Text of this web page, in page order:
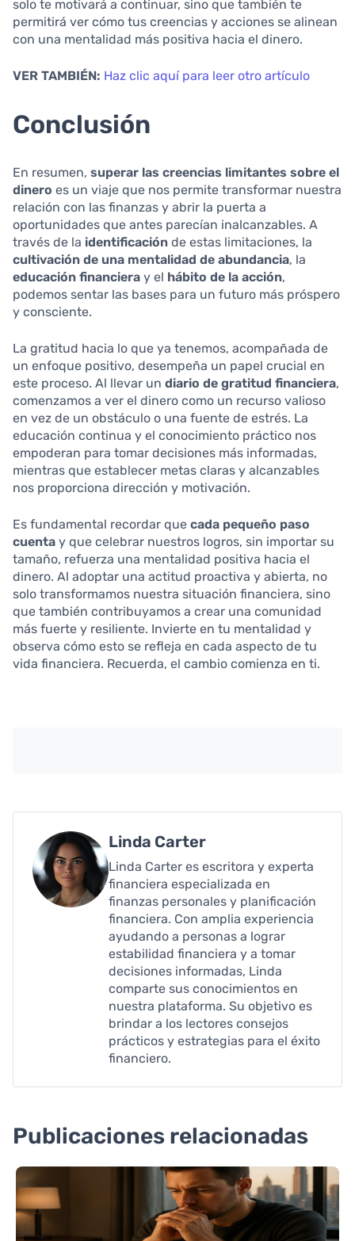
solo te motivará a continuar, sino que también te
permitirá ver cómo tus creencias y acciones se alinean
con una mentalidad más positiva hacia el dinero.
VER TAMBIÉN: Haz clic aquí para leer otro artículo
Conclusión
En resumen, superar las creencias limitantes sobre el
dinero es un viaje que nos permite transformar nuestra
relación con las finanzas y abrir la puerta a
oportunidades que antes parecían inalcanzables. A
través de la identificación de estas limitaciones, la
cultivación de una mentalidad de abundancia, la
educación financiera y el hábito de la acción,
podemos sentar las bases para un futuro más próspero
y consciente.
La gratitud hacia lo que ya tenemos, acompañada de
un enfoque positivo, desempeña un papel crucial en
este proceso. Al llevar un diario de gratitud financiera,
comenzamos a ver el dinero como un recurso valioso
en vez de un obstáculo o una fuente de estrés. La
educación continua y el conocimiento práctico nos
empoderan para tomar decisiones más informadas,
mientras que establecer metas claras y alcanzables
nos proporciona dirección y motivación.
Es fundamental recordar que cada pequeño paso
cuenta y que celebrar nuestros logros, sin importar su
tamaño, refuerza una mentalidad positiva hacia el
dinero. Al adoptar una actitud proactiva y abierta, no
solo transformamos nuestra situación financiera, sino
que también contribuyamos a crear una comunidad
más fuerte y resiliente. Invierte en tu mentalidad y
observa cómo esto se refleja en cada aspecto de tu
vida financiera. Recuerda, el cambio comienza en ti.
Linda Carter
Linda Carter es escritora y experta
financiera especializada en
finanzas personales y planificación
financiera. Con amplia experiencia
ayudando a personas a lograr
estabilidad financiera y a tomar
decisiones informadas, Linda
comparte sus conocimientos en
nuestra plataforma. Su objetivo es
brindar a los lectores consejos
prácticos y estrategias para el éxito
financiero.
Publicaciones relacionadas